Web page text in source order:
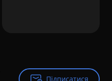
Підписатися
Підписатися